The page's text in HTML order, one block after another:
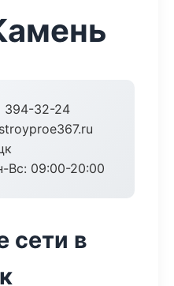
394-32-24
Вс: 09:00-20:00
сети в